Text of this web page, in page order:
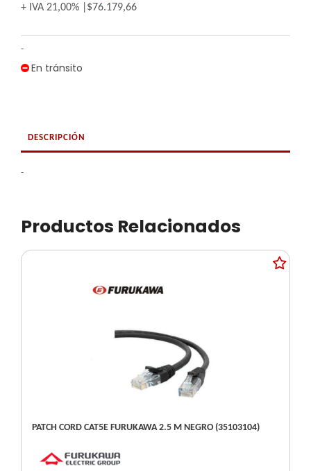
+ IVA 21,00% $76.179,66
-
En tránsito
DESCRIPCIÓN
-
Productos Relacionados
PATCH CORD CAT5E FURUKAWA 2.5 M NEGRO (35103104)